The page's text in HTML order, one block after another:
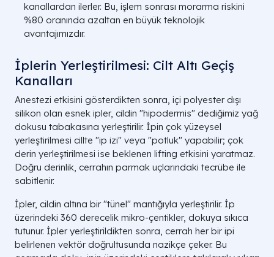
kanallardan ilerler. Bu, işlem sonrası morarma riskini
%80 oranında azaltan en büyük teknolojik
avantajımızdır.
İplerin Yerleştirilmesi: Cilt Altı Geçiş
Kanalları
Anestezi etkisini gösterdikten sonra, içi polyester dışı
silikon olan esnek ipler, cildin "hipodermis" dediğimiz yağ
dokusu tabakasına yerleştirilir. İpin çok yüzeysel
yerleştirilmesi cillte "ip izi" veya "potluk" yapabilir; çok
derin yerleştirilmesi ise beklenen lifting etkisini yaratmaz.
Doğru derinlik, cerrahın parmak uçlarındaki tecrübe ile
sabitlenir.
İpler, cildin altına bir "tünel" mantığıyla yerleştirilir. İp
üzerindeki 360 derecelik mikro-çentikler, dokuya sıkıca
tutunur. İpler yerleştirildikten sonra, cerrah her bir ipi
belirlenen vektör doğrultusunda nazikçe çeker. Bu